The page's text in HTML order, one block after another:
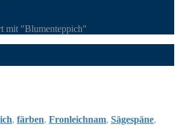
mit "Blumenteppich"
, färben, Fronleichnam, Sägespäne,